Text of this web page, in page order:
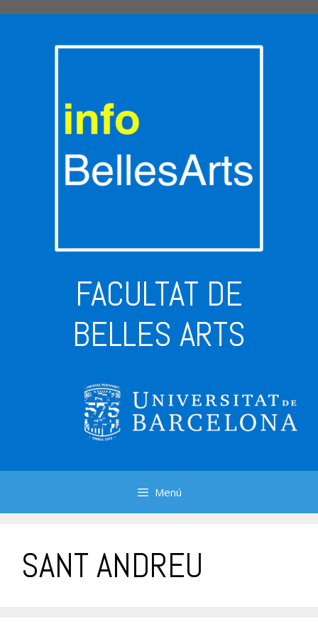
FACULTAT DE
BELLES ARTS
Menú
SANT ANDREU